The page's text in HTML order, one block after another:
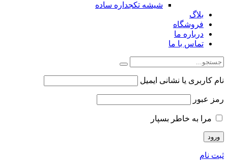
شیشه تکجداره ساده
بلاگ
فروشگاه
درباره ما
تماس با ما
نام کاربری یا نشانی ایمیل
رمز عبور
مرا به خاطر بسپار
ثبت نام